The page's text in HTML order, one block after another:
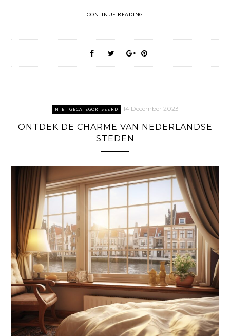
CONTINUE READING
NIET GECATEGORISEERD 14 December 2023
ONTDEK DE CHARME VAN NEDERLANDSE
STEDEN